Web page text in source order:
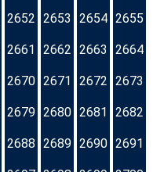
2652 2653 2654 2655
2661 2662 2663 2664
2670 2671 2672 2673
2679 2680 2681 2682
2688 2689 2690 2691